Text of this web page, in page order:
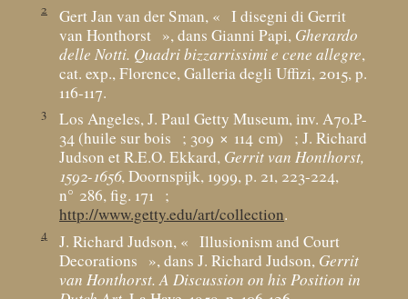
2 Gert Jan van der Sman, « I disegni di Gerrit
van Honthorst », dans Gianni Papi, Gherardo
delle Notti. Quadri bizzarrissimi e cene allegre,
cat. exp., Florence, Galleria degli Uffizi, 2015, p.
116-117.
3
Los Angeles, J. Paul Getty Museum, inv. A70.P-
34 (huile sur bois
; 309 × 114 cm)
; J. Richard
Judson et R.E.O. Ekkard, Gerrit van Honthorst,
1592-1656, Doornspijk, 1999, p. 21, 223-224,
n° 286, fig. 171 ;
http://www.getty.edu/art/collection.
4 J. Richard Judson, « Illusionism and Court
Decorations
», dans J. Richard Judson, Gerrit
van Honthorst. A Discussion on his Position in